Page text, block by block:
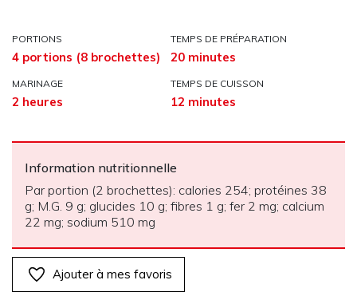
PORTIONS
4 portions (8 brochettes)
TEMPS DE PRÉPARATION
20 minutes
MARINAGE
2 heures
TEMPS DE CUISSON
12 minutes
Information nutritionnelle
Par portion (2 brochettes): calories 254; protéines 38
g; M.G. 9 g; glucides 10 g; fibres 1 g; fer 2 mg; calcium
22 mg; sodium 510 mg
Ajouter à mes favoris